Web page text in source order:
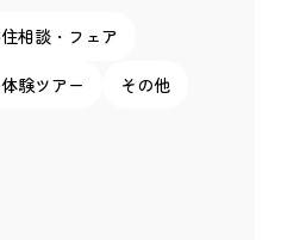
相談・フェア
験ツアー その他